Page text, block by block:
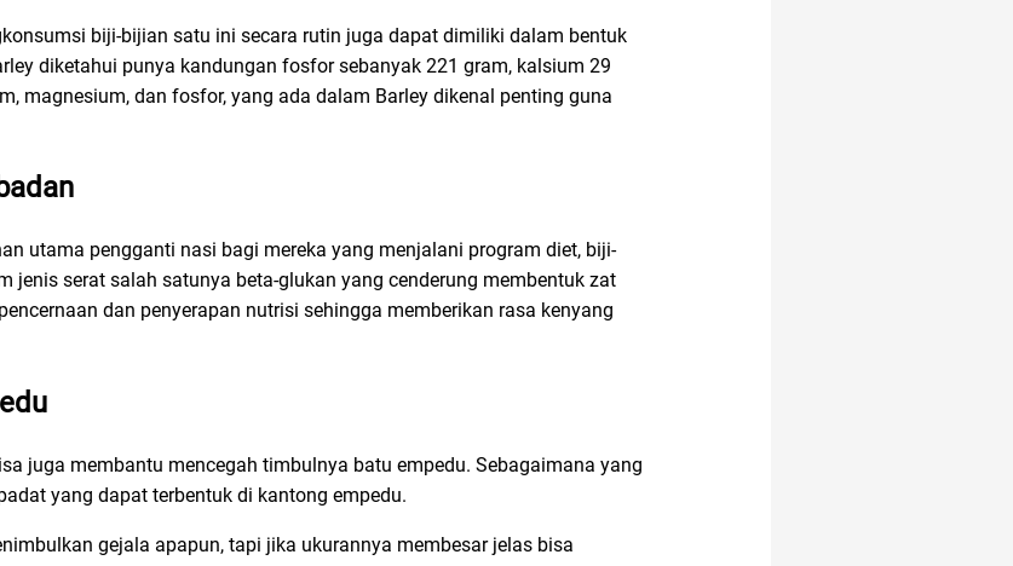
biji-bijian satu ini secara rutin juga dapat dimiliki dalam bentuk
diketahui punya kandungan fosfor sebanyak 221 gram, kalsium 29
magnesium, dan fosfor, yang ada dalam Barley dikenal penting guna
utama pengganti nasi bagi mereka yang menjalani program diet, biji-
serat salah satunya beta-glukan yang cenderung membentuk zat
dan penyerapan nutrisi sehingga memberikan rasa kenyang
juga membantu mencegah timbulnya batu empedu. Sebagaimana yang
yang dapat terbentuk di kantong empedu.
gejala apapun, tapi jika ukurannya membesar jelas bisa